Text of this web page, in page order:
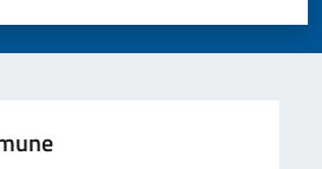
stelle su 5
su 5
5